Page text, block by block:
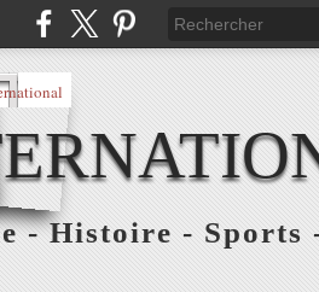
- Histoire - Sports